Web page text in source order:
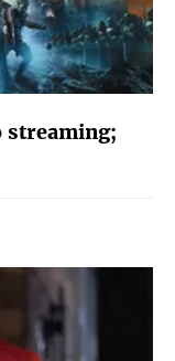
streaming;